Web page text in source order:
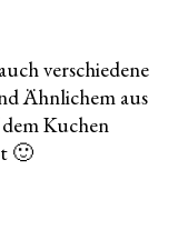
verschiedene
Ähnlichem aus
Kuchen
🙂